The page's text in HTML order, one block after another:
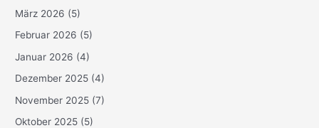
März 2026 (5)
Februar 2026 (5)
Januar 2026 (4)
Dezember 2025 (4)
November 2025 (7)
Oktober 2025 (5)